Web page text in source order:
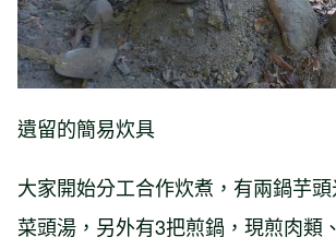
遺留的簡易炊具
大家開始分工合作炊煮，有兩鍋芋
菜頭湯，另外有3把煎鍋，現煎肉類